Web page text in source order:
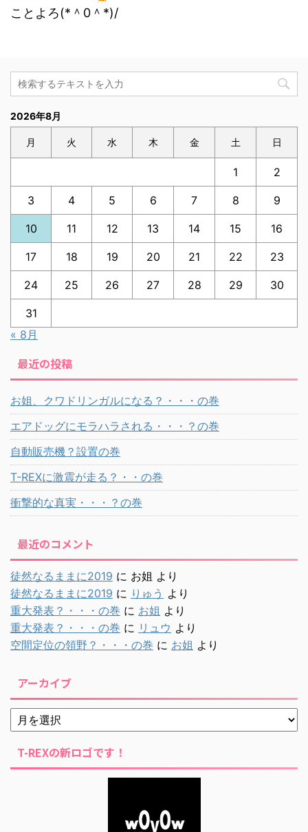
ことよろ(*＾0＾*)/
2026年8月
月 火 水 木 金 土 日
1 2
3 4 5 6 7 8 9
10 11 12 13 14 15 16
17 18 19 20 21 22 23
24 25 26 27 28 29 30
31
« 8月
最近の投稿
お姐、クワドリンガルになる？・・・の巻
エアドッグにモラハラされる・・・？の巻
自動販売機？設置の巻
T-REXに激震が走る？・・の巻
衝撃的な真実・・・？の巻
最近のコメント
徒然なるままに2019 に お姐 より
徒然なるままに2019 に りゅう より
重大発表？・・・の巻 に お姐 より
重大発表？・・・の巻 に リュウ より
空間定位の領野？・・・の巻 に お姐 より
アーカイブ
T-REXの新ロゴです！